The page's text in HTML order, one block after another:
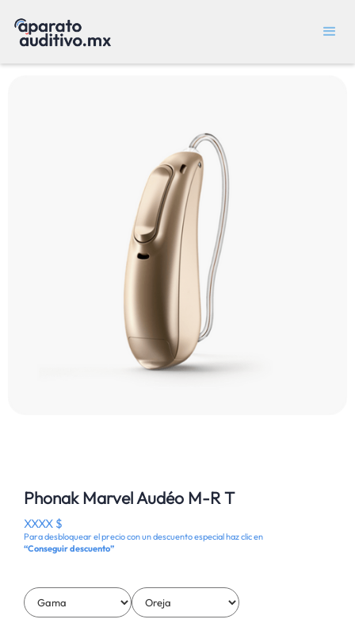
Phonak Marvel Audéo M-R T
XXXX $
Para desbloquear el precio con un descuento especial haz clic en
“Conseguir descuento”